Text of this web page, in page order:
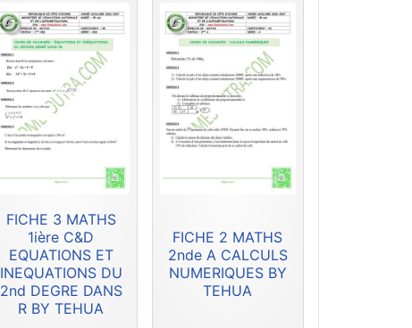
FICHE 3 MATHS
1ière C&D
EQUATIONS ET
INEQUATIONS DU
2nd DEGRE DANS
R BY TEHUA
FICHE 2 MATHS
2nde A CALCULS
NUMERIQUES BY
TEHUA